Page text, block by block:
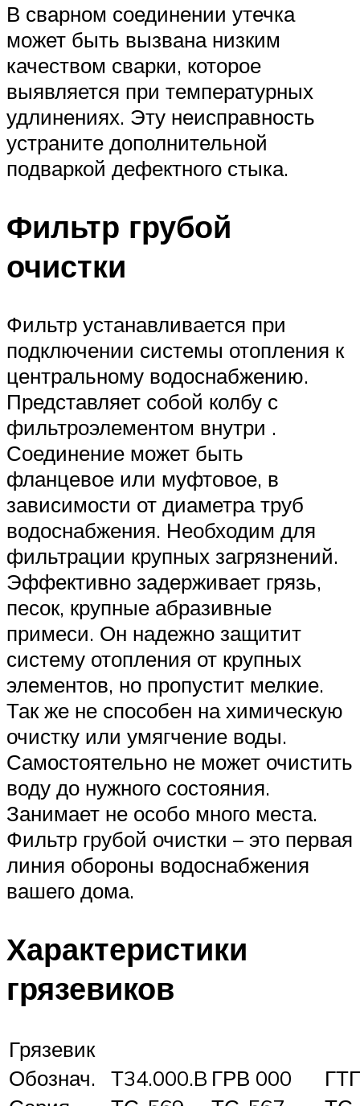
В сварном соединении утечка
может быть вызвана низким
качеством сварки, которое
выявляется при температурных
удлинениях. Эту неисправность
устраните дополнительной
подваркой дефектного стыка.
Фильтр грубой
очистки
Фильтр устанавливается при
подключении системы отопления к
центральному водоснабжению.
Представляет собой колбу с
фильтроэлементом внутри .
Соединение может быть
фланцевое или муфтовое, в
зависимости от диаметра труб
водоснабжения. Необходим для
фильтрации крупных загрязнений.
Эффективно задерживает грязь,
песок, крупные абразивные
примеси. Он надежно защитит
систему отопления от крупных
элементов, но пропустит мелкие.
Так же не способен на химическую
очистку или умягчение воды.
Самостоятельно не может очистить
воду до нужного состояния.
Занимает не особо много места.
Фильтр грубой очистки – это первая
линия обороны водоснабжения
вашего дома.
Характеристики
грязевиков
Грязевик
Обознач.
Т34.000.B ГРВ 000